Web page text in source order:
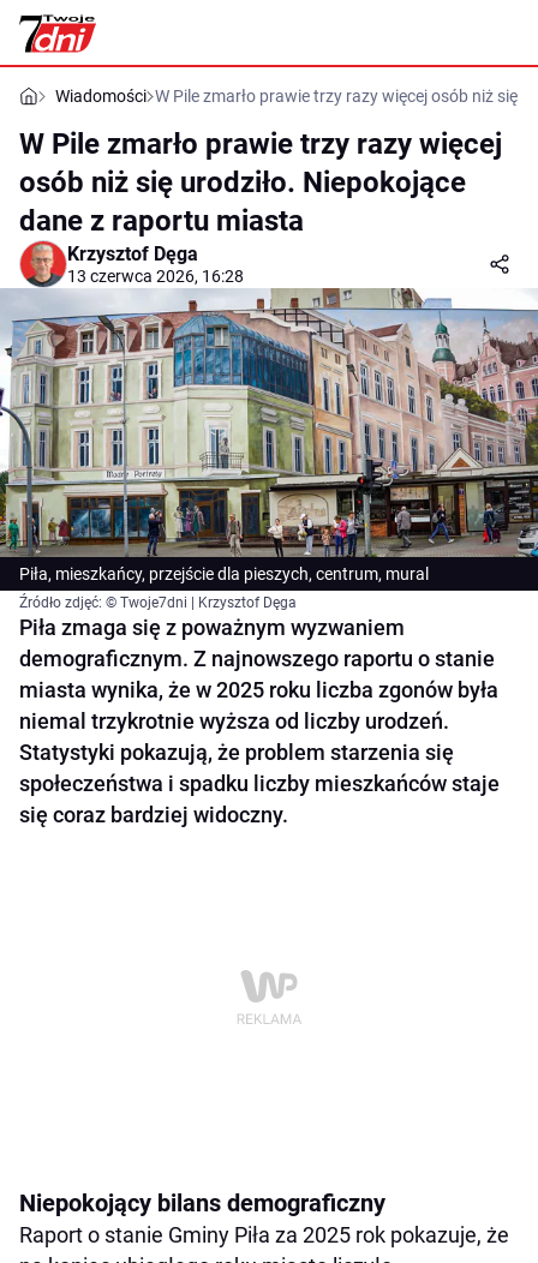
Wiadomości W Pile zmarło prawie trzy razy więcej osób niż się
W Pile zmarło prawie trzy razy więcej
osób niż się urodziło. Niepokojące
dane z raportu miasta
Krzysztof Dęga
13 czerwca 2026, 16:28
Piła, mieszkańcy, przejście dla pieszych, centrum, mural
Źródło zdjęć: © Twoje7dni | Krzysztof Dęga
Piła zmaga się z poważnym wyzwaniem
demograficznym. Z najnowszego raportu o stanie
miasta wynika, że w 2025 roku liczba zgonów była
niemal trzykrotnie wyższa od liczby urodzeń.
Statystyki pokazują, że problem starzenia się
społeczeństwa i spadku liczby mieszkańców staje
się coraz bardziej widoczny.
Niepokojący bilans demograficzny
Raport o stanie Gminy Piła za 2025 rok pokazuje, że